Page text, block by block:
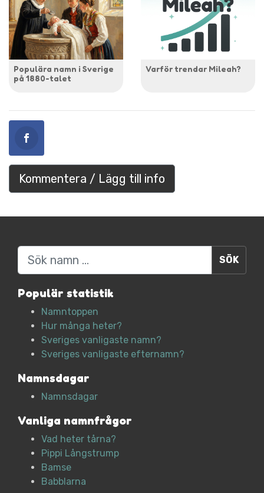
Populära namn i Sverige
på 1880-talet
Varför trendar Mileah?
Kommentera / Lägg till info
Sök
Populär statistik
Namntoppen
Hur många heter?
Sveriges vanligaste namn?
Sveriges vanligaste efternamn?
Namnsdagar
Namnsdagar
Vanliga namnfrågor
Vad heter tårna?
Pippi Långstrump
Bamse
Babblarna